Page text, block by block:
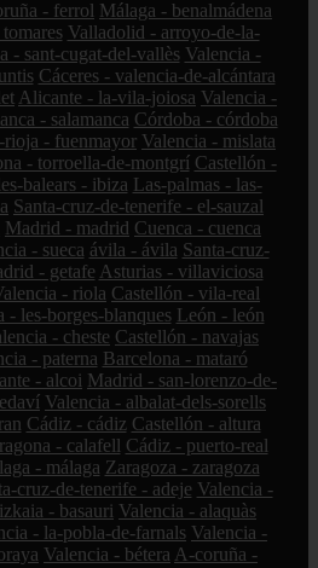
- ferrol Málaga - benalmádena
Valladolid - arroyo-de-la-
- sant-cugat-del-vallès Valencia -
Cáceres - valencia-de-alcántara
Alicante - la-vila-joiosa Valencia -
- salamanca Córdoba - córdoba
rioja - fuenmayor Valencia - mislata
- torroella-de-montgrí Castellón -
balears - ibiza Las-palmas - las-
Santa-cruz-de-tenerife - el-sauzal
Madrid - madrid Cuenca - cuenca
- sueca ávila - ávila Santa-cruz-
- getafe Asturias - villaviciosa
- riola Castellón - vila-real
- les-borges-blanques León - león
- cheste Castellón - navajas
- paterna Barcelona - mataró
- alcoi Madrid - san-lorenzo-de-
Valencia - albalat-dels-sorells
Cádiz - cádiz Castellón - altura
- calafell Cádiz - puerto-real
- málaga Zaragoza - zaragoza
cruz-de-tenerife - adeje Valencia -
- basauri Valencia - alaquàs
- la-pobla-de-farnals Valencia -
Valencia - bétera A-coruña -